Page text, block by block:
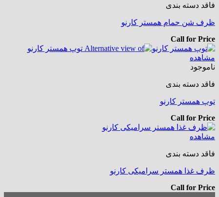
فاقد دسته بندی
ظرف شن حمام همستر کارنو
Call for Price
مشاهده
ناموجود
فاقد دسته بندی
توپ همستر کارنو
Call for Price
مشاهده
فاقد دسته بندی
ظرف غذا همستر سرامیکی کارنو
Call for Price